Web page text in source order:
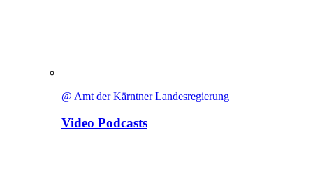
@ Amt der Kärntner Landesregierung
Video Podcasts